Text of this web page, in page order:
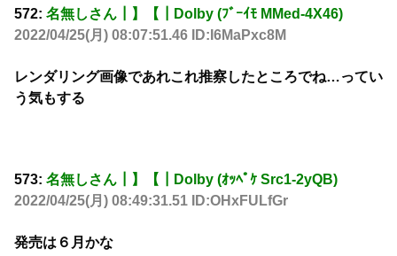
572: 名無しさん┃】【┃Dolby (ﾌﾞｰｲﾓ MMed-4X46)
2022/04/25(月) 08:07:51.46 ID:I6MaPxc8M
レンダリング画像であれこれ推察したところでね…ってい
う気もする
573: 名無しさん┃】【┃Dolby (ｵｯﾍﾟｹ Src1-2yQB)
2022/04/25(月) 08:49:31.51 ID:OHxFULfGr
発売は６月かな